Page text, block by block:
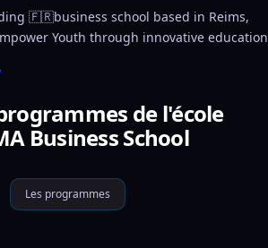
🇫🇷business school based in Reims,
Youth through innovative education
de l'école
Business School
Les programmes